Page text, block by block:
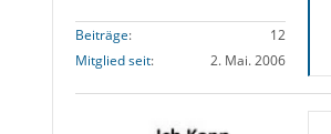
Beiträge
12
Mitglied seit
2. Mai. 2006